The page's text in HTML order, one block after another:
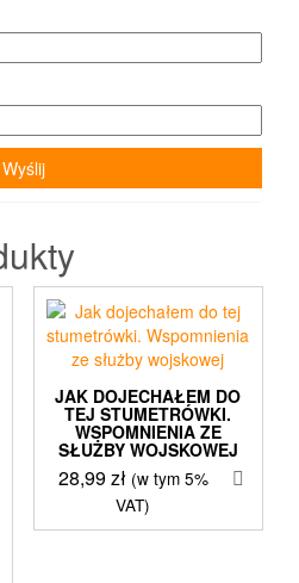
JAK DOJECHAŁEM DO
TEJ STUMETRÓWKI.
WSPOMNIENIA ZE
SŁUŻBY WOJSKOWEJ
28,99zł (w tym 5%
VAT)